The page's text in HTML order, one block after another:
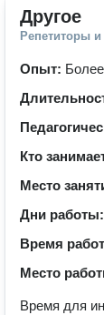
Другое
Репетиторы
Опыт:
Кто
Место
Дни работы:
Время
Место
Время для